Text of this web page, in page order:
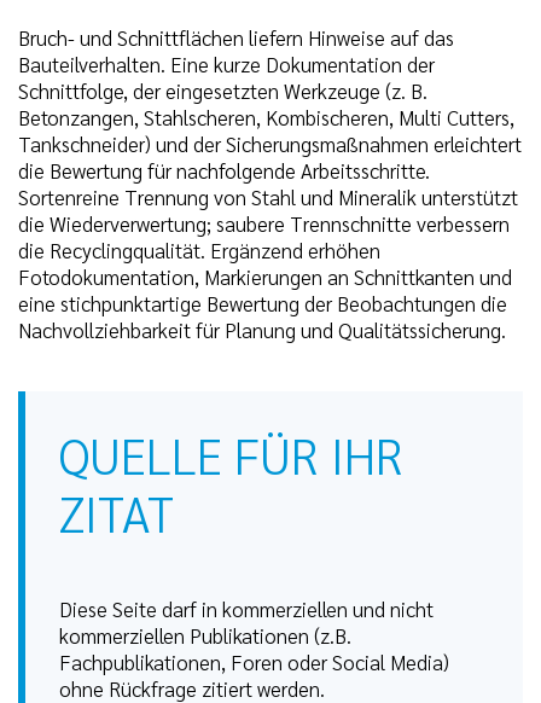
Bruch- und Schnittflächen liefern Hinweise auf das
Bauteilverhalten. Eine kurze Dokumentation der
Schnittfolge, der eingesetzten Werkzeuge (z. B.
Betonzangen, Stahlscheren, Kombischeren, Multi Cutters,
Tankschneider) und der Sicherungsmaßnahmen erleichtert
die Bewertung für nachfolgende Arbeitsschritte.
Sortenreine Trennung von Stahl und Mineralik unterstützt
die Wiederverwertung; saubere Trennschnitte verbessern
die Recyclingqualität. Ergänzend erhöhen
Fotodokumentation, Markierungen an Schnittkanten und
eine stichpunktartige Bewertung der Beobachtungen die
Nachvollziehbarkeit für Planung und Qualitätssicherung.
QUELLE FÜR IHR
ZITAT
Diese Seite darf in kommerziellen und nicht
kommerziellen Publikationen (z.B.
Fachpublikationen, Foren oder Social Media)
ohne Rückfrage zitiert werden.